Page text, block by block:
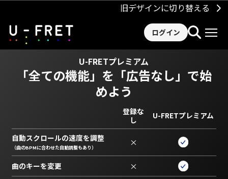
旧デザインに切り替える
ログイン
U-FRETプレミアム
「全ての機能」を 「広告なし」で始
めよう
登録な
し
U-FRETプレミアム
自動スクロールの速度を調整
（曲のBPMに合わせた自動調整もあり） ×
曲のキーを変更 ×